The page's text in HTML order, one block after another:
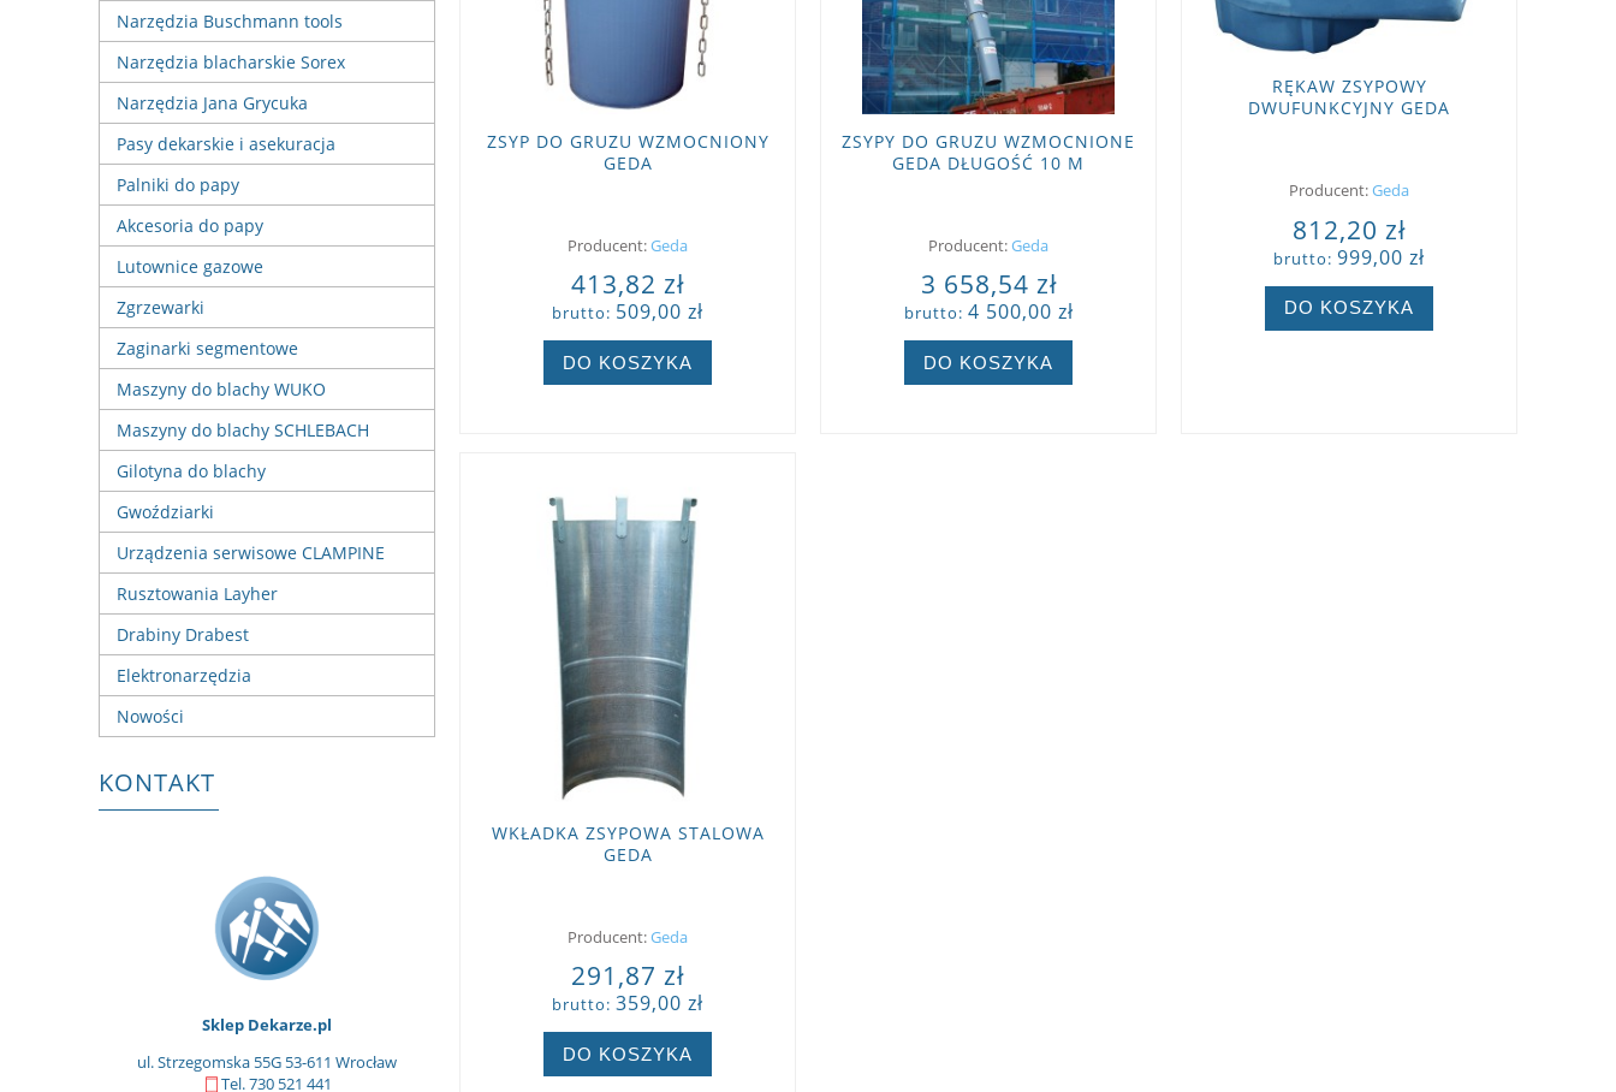
Narzędzia Buschmann tools
Narzędzia blacharskie Sorex
Narzędzia Jana Grycuka
Pasy dekarskie i asekuracja
Palniki do papy
Akcesoria do papy
Lutownice gazowe
Zgrzewarki
Zaginarki segmentowe
Maszyny do blachy WUKO
Maszyny do blachy SCHLEBACH
Gilotyna do blachy
Gwoździarki
Urządzenia serwisowe CLAMPINE
Rusztowania Layher
Drabiny Drabest
Elektronarzędzia
Nowości
KONTAKT
Sklep Dekarze.pl
ul. Strzegomska 55G 53-611 Wrocław
Tel. 730 521 441
ZSYP DO GRUZU WZMOCNIONY
GEDA
Producent:Geda
413,82 zł
brutto: 509,00 zł
DO KOSZYKA
ZSYPY DO GRUZU WZMOCNIONE
GEDA DŁUGOŚĆ 10 M
Producent:Geda
3 658,54 zł
brutto: 4 500,00 zł
DO KOSZYKA
RĘKAW ZSYPOWY
DWUFUNKCYJNY GEDA
Producent:Geda
812,20 zł
brutto: 999,00 zł
DO KOSZYKA
WKŁADKA ZSYPOWA STALOWA
GEDA
Producent:Geda
291,87 zł
brutto: 359,00 zł
DO KOSZYKA